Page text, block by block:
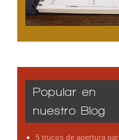
Popular en
nuestro Blog
5 trucos de apertura